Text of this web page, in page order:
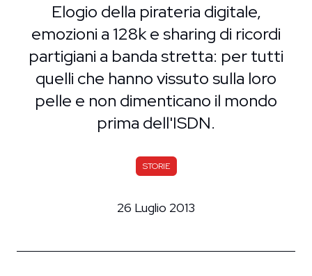
Elogio della pirateria digitale,
emozioni a 128k e sharing di ricordi
partigiani a banda stretta: per tutti
quelli che hanno vissuto sulla loro
pelle e non dimenticano il mondo
prima dell'ISDN.
STORIE
26 Luglio 2013